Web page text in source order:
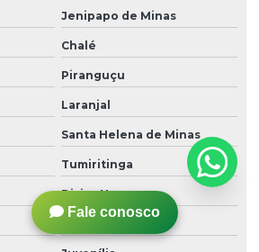
Jenipapo de Minas
Chalé
Piranguçu
Laranjal
Santa Helena de Minas
Tumiritinga
Divisa Nova
Fale conosco